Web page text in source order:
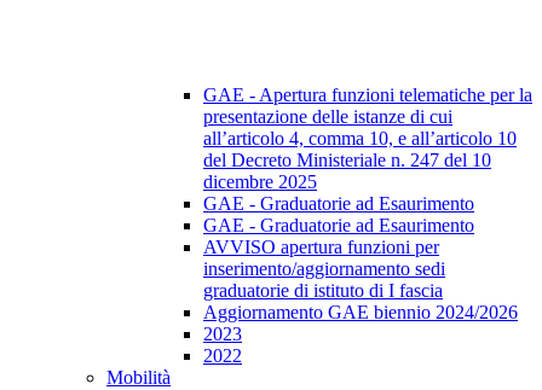
GAE - Apertura funzioni telematiche per la
presentazione delle istanze di cui
all’articolo 4, comma 10, e all’articolo 10
del Decreto Ministeriale n. 247 del 10
dicembre 2025
GAE - Graduatorie ad Esaurimento
GAE - Graduatorie ad Esaurimento
AVVISO apertura funzioni per
inserimento/aggiornamento sedi
graduatorie di istituto di I fascia
Aggiornamento GAE biennio 2024/2026
2023
2022
Mobilità